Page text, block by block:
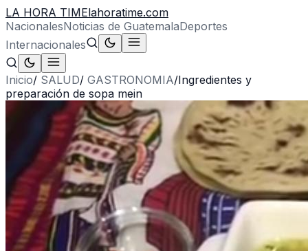
LA HORA TIMElahoratime.com
NacionalesNoticias de GuatemalaDeportes
Internacionales
Inicio/ SALUD/ GASTRONOMIA/Ingredientes y
preparación de sopa mein